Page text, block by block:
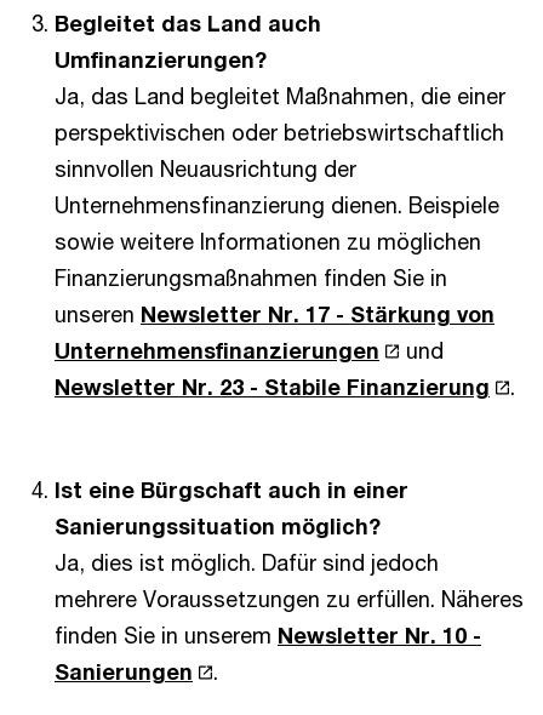
Begleitet das Land auch
Umfinanzierungen?
Ja, das Land begleitet Maßnahmen, die einer
perspektivischen oder betriebswirtschaftlich
sinnvollen Neuausrichtung der
Unternehmensfinanzierung dienen. Beispiele
sowie weitere Informationen zu möglichen
Finanzierungsmaßnahmen finden Sie in
unseren Newsletter Nr. 17 - Stärkung von
Unternehmensfinanzierungen
und
Newsletter Nr. 23 - Stabile Finanzierung
.
Ist eine Bürgschaft auch in einer
Sanierungssituation möglich?
Ja, dies ist möglich. Dafür sind jedoch
mehrere Voraussetzungen zu erfüllen. Näheres
finden Sie in unserem Newsletter Nr. 10 -
Sanierungen
.